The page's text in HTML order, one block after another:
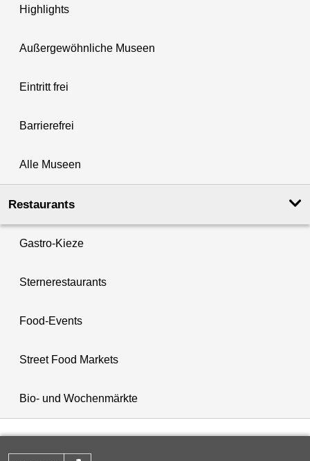
Highlights
Außergewöhnliche Museen
Eintritt frei
Barrierefrei
Alle Museen
Restaurants
Gastro-Kieze
Sternerestaurants
Food-Events
Street Food Markets
Bio- und Wochenmärkte